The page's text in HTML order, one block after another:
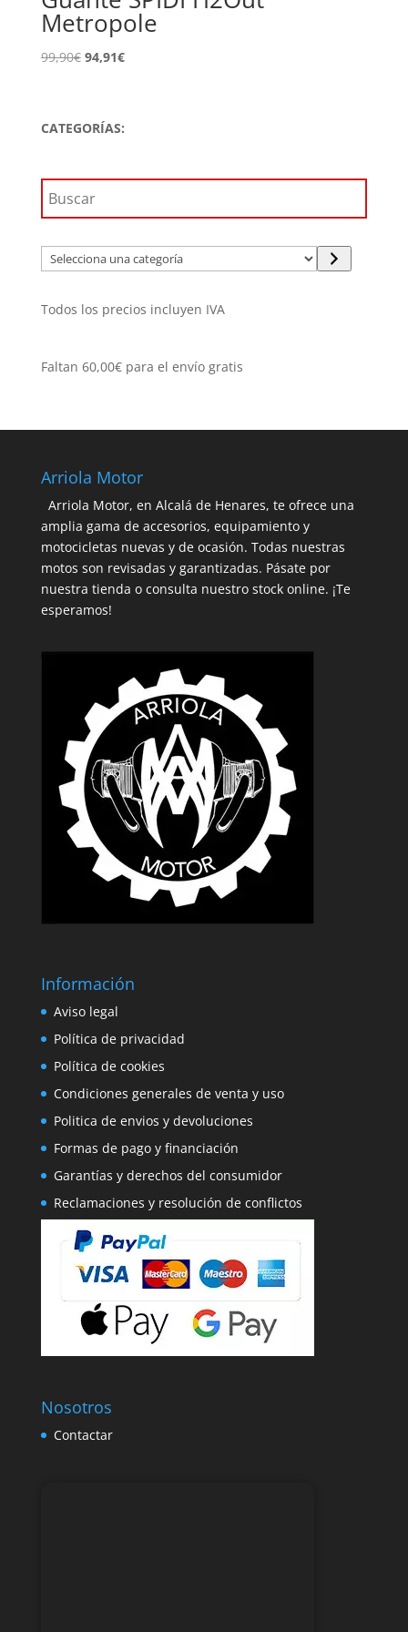
Metropole
99,90€ El
era:
94,91€El
CATEGORÍAS:
Selecciona
una
Todos los precios incluyen IVA
Faltan 60,00€para el envío gratis
Arriola Motor
Arriola Motor, en Alcalá de Henares, te ofrece una
amplia gama de accesorios, equipamiento y
motocicletas nuevas y de ocasión. Todas nuestras
motos son revisadas y garantizadas. Pásate por
nuestra tienda o consulta nuestro stock online. ¡Te
esperamos!
Información
Aviso legal
Política de privacidad
Política de cookies
Condiciones generales de venta y uso
Politica de envios y devoluciones
Formas de pago y financiación
Garantías y derechos del consumidor
Reclamaciones y resolución de conflictos
Nosotros
Contactar